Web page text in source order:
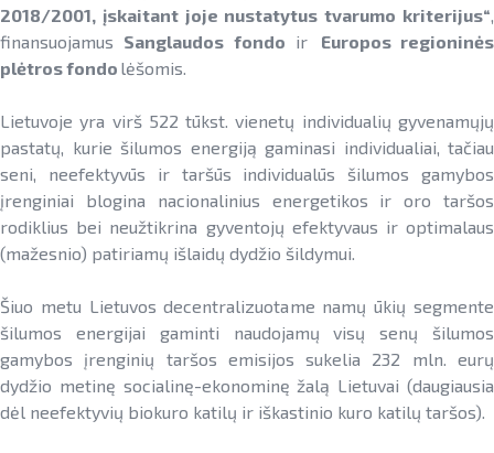
2018/2001, įskaitant joje nustatytus tvarumo kriterijus“,
finansuojamus Sanglaudos fondo ir Europos regioninės
plėtros fondo lėšomis.
Lietuvoje yra virš 522 tūkst. vienetų individualių gyvenamųjų
pastatų, kurie šilumos energiją gaminasi individualiai, tačiau
seni, neefektyvūs ir taršūs individualūs šilumos gamybos
įrenginiai blogina nacionalinius energetikos ir oro taršos
rodiklius bei neužtikrina gyventojų efektyvaus ir optimalaus
(mažesnio) patiriamų išlaidų dydžio šildymui.
Šiuo metu Lietuvos decentralizuotame namų ūkių segmente
šilumos energijai gaminti naudojamų visų senų šilumos
gamybos įrenginių taršos emisijos sukelia 232 mln. eurų
dydžio metinę socialinę-ekonominę žalą Lietuvai (daugiausia
dėl neefektyvių biokuro katilų ir iškastinio kuro katilų taršos).